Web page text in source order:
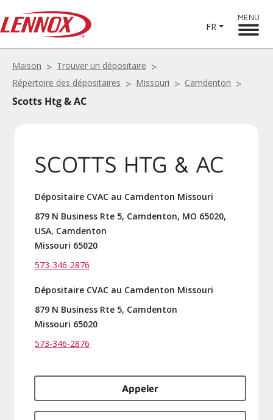
FR
MENU
Maison
Trouver un dépositaire
Répertoire des dépositaires
Missouri Camdenton
Scotts Htg & AC
SCOTTS HTG & AC
Dépositaire CVAC au Camdenton Missouri
879 N Business Rte 5, Camdenton, MO 65020,
USA, Camdenton
Missouri 65020
573-346-2876
Dépositaire CVAC au Camdenton Missouri
879 N Business Rte 5, Camdenton
Missouri 65020
573-346-2876
Appeler